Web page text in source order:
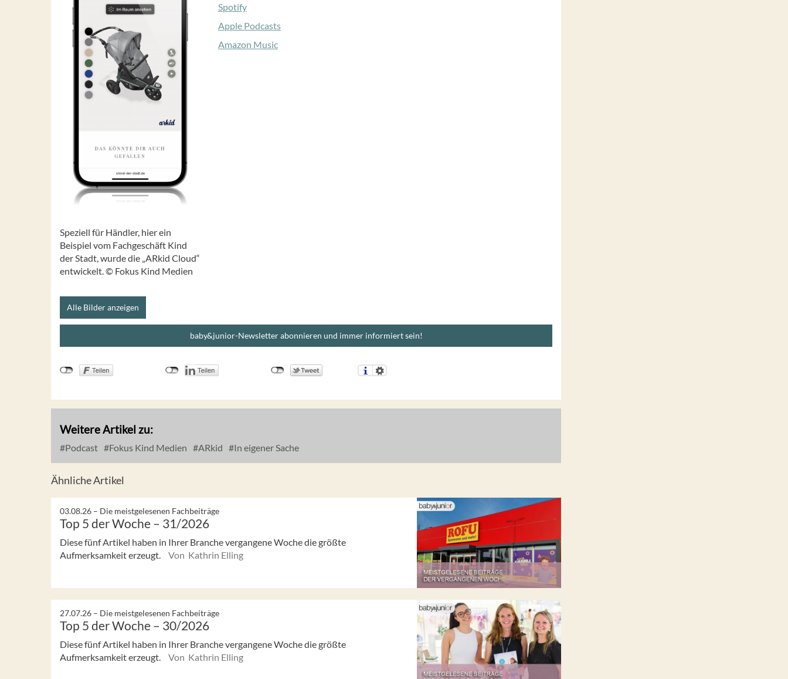
Speziell für Händler, hier ein
Beispiel vom Fachgeschäft Kind
der Stadt, wurde die „ARkid Cloud“
entwickelt. © Fokus Kind Medien
Alle Bilder anzeigen
Spotify
Apple Podcasts
Amazon Music
baby&junior-Newsletter abonnieren und immer informiert sein!
Weitere Artikel zu:
Podcast Fokus Kind Medien ARkid In eigener Sache
Ähnliche Artikel
03.08.26 – Die meistgelesenen Fachbeiträge
Top 5 der Woche – 31/2026
Diese fünf Artikel haben in Ihrer Branche vergangene Woche die größte
Aufmerksamkeit erzeugt.
Von Kathrin Elling
27.07.26 – Die meistgelesenen Fachbeiträge
Top 5 der Woche – 30/2026
Diese fünf Artikel haben in Ihrer Branche vergangene Woche die größte
Aufmerksamkeit erzeugt.
Von Kathrin Elling